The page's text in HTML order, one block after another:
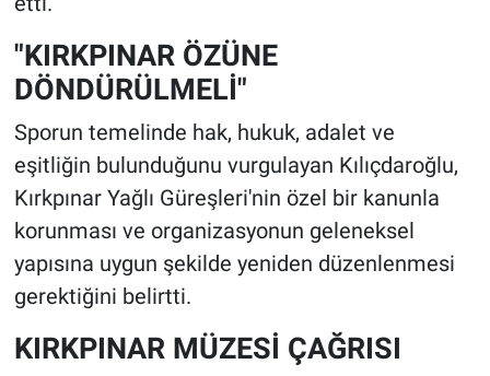
"KIRKPINAR ÖZÜNE
DÖNDÜRÜLMELİ"
Sporun temelinde hak, hukuk, adalet ve
eşitliğin bulunduğunu vurgulayan Kılıçdaroğlu,
Kırkpınar Yağlı Güreşleri'nin özel bir kanunla
korunması ve organizasyonun geleneksel
yapısına uygun şekilde yeniden düzenlenmesi
gerektiğini belirtti.
KIRKPINAR MÜZESİ ÇAĞRISI